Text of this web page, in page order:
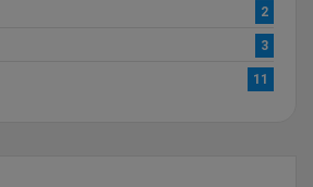
2
3
11